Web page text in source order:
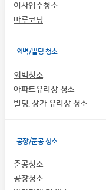
이사입주청소
마루코팅
외벽/빌딩 청소
외벽청소
아파트유리창 청소
빌딩, 상가 유리창 청소
공장/준공 청소
준공청소
공장청소